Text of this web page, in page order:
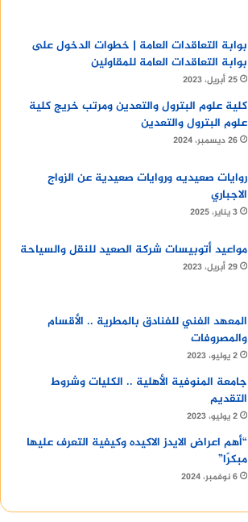
بوابة التعاقدات العامة | خطوات الدخول على
بوابة التعاقدات العامة للمقاولين
25 أبريل، 2023
كلية علوم البترول والتعدين ومرتب خريج كلية
علوم البترول والتعدين
26 ديسمبر، 2024
روايات صعيديه وروايات صعيدية عن الزواج
الاجباري
3 يناير، 2025
مواعيد أتوبيسات شركة الصعيد للنقل والسياحة
29 أبريل، 2023
المعهد الفني للفنادق بالمطرية .. الأقسام
والمصروفات
2 يوليو، 2023
جامعة المنوفية الأهلية .. الكليات وشروط
التقديم
2 يوليو، 2023
“أهم اعراض الايدز الاكيده وكيفية التعرف عليها
مبكرًا”
6 نوفمبر، 2024